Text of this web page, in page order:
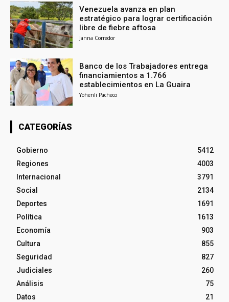
Venezuela avanza en plan
estratégico para lograr certificación
libre de fiebre aftosa
Janna Corredor
Banco de los Trabajadores entrega
financiamientos a 1.766
establecimientos en La Guaira
Yohenli Pacheco
CATEGORÍAS
Gobierno
5412
Regiones
4003
Internacional
3791
Social
2134
Deportes
1691
Política
1613
Economía
903
Cultura
855
Seguridad
827
Judiciales
260
Análisis
75
Datos
21